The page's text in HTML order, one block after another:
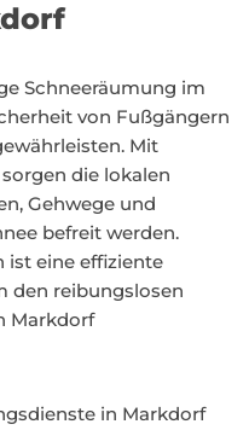
Schneeräumung im
von Fußgängern
Mit
die lokalen
Gehwege und
befreit werden.
ist eine effiziente
den reibungslosen
Markdorf
in Markdorf